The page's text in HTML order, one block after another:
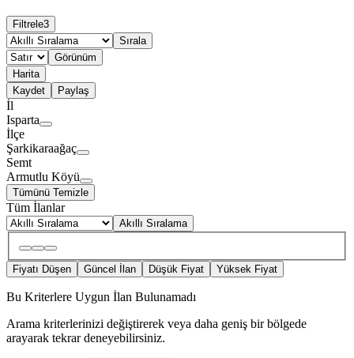
Filtrele3
Sırala
Görünüm
Harita
Kaydet
Paylaş
İl
Isparta
İlçe
Şarkikaraağaç
Semt
Armutlu Köyü
Tümünü Temizle
Tüm İlanlar
Akıllı Sıralama
Fiyatı Düşen Güncel İlan Düşük Fiyat Yüksek Fiyat
Bu Kriterlere Uygun İlan Bulunamadı
Arama kriterlerinizi değiştirerek veya daha geniş bir bölgede
arayarak tekrar deneyebilirsiniz.